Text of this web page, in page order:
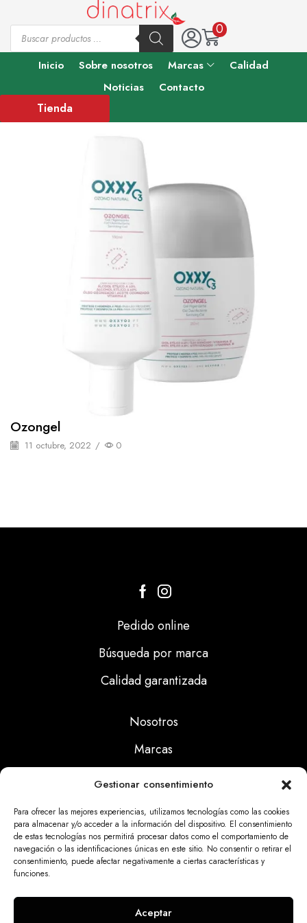
Gestionar consentimiento
Para ofrecer las mejores experiencias, utilizamos tecnologías como las cookies
para almacenar y/o acceder a la información del dispositivo. El consentimiento
de estas tecnologías nos permitirá procesar datos como el comportamiento de
navegación o las identificaciones únicas en este sitio. No consentir o retirar el
consentimiento, puede afectar negativamente a ciertas características y
funciones.
Aceptar
0
Inicio Sobre nosotros Marcas
Calidad
Noticias
Contacto
Tienda
Ozongel
11 octubre, 2022 / 0
Pedido online
Búsqueda por marca
Calidad garantizada
Nosotros
Marcas
Noticias
Aviso Legal
Politicas Cookies